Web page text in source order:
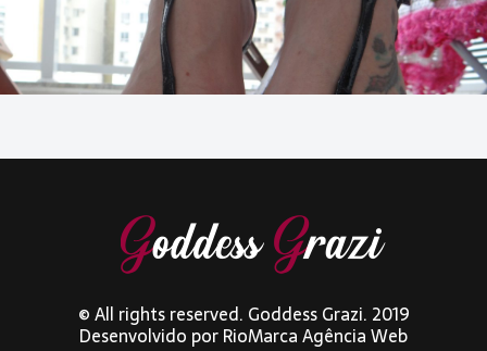
© All rights reserved. Goddess Grazi. 2019
Desenvolvido porRioMarca Agência Web